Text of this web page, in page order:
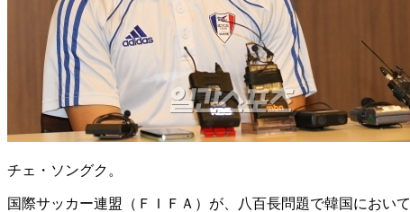
チェ・ソングク。
国際サッカー連盟（ＦＩＦＡ）が、八百長問題で韓国におい